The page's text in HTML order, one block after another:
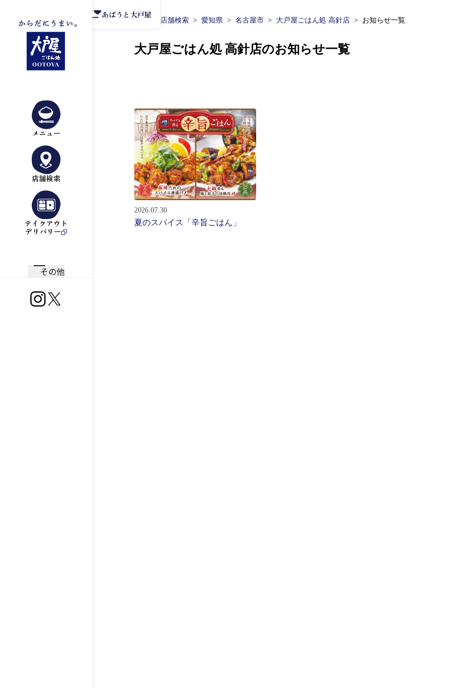
メニュー
店舗検索
テイクアウト
デリバリー
その他
https://www.instagram.com/ootoya.jp/
https://x.com/ootoya_gohan
あばうと大戸屋
TOP 店舗検索 愛知県 名古屋市 大戸屋ごはん処 高針店 お知らせ一覧
大戸屋ごはん処 高針店のお知らせ一覧
2026.07.30
夏のスパイス「辛旨ごはん」